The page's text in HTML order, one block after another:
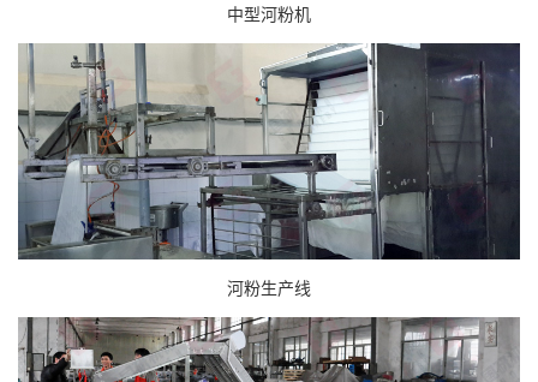
中型河粉机
河粉生产线